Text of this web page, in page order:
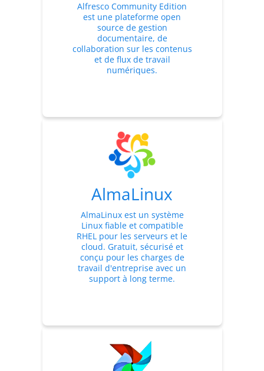
Alfresco Community Edition
est une plateforme open
source de gestion
documentaire, de
collaboration sur les contenus
et de flux de travail
numériques.
AlmaLinux
AlmaLinux est un système
Linux fiable et compatible
RHEL pour les serveurs et le
cloud. Gratuit, sécurisé et
conçu pour les charges de
travail d'entreprise avec un
support à long terme.